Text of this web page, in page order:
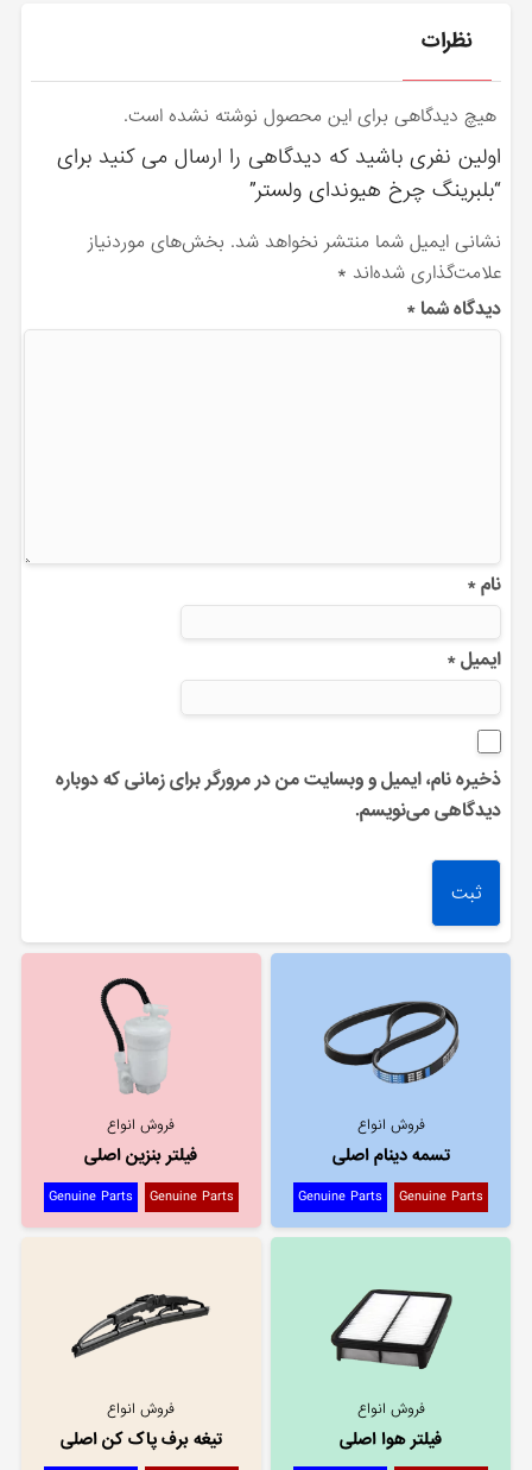
نظرات
هیچ دیدگاهی برای این محصول نوشته نشده است.
اولین نفری باشید که دیدگاهی را ارسال می کنید برای
“بلبرینگ چرخ هیوندای ولستر”
نشانی ایمیل شما منتشر نخواهد شد. بخش‌های موردنیاز
علامت‌گذاری شده‌اند *
دیدگاه شما*
نام*
ایمیل*
ذخیره نام، ایمیل و وبسایت من در مرورگر برای زمانی که دوباره
دیدگاهی می‌نویسم.
فروش انواع
تسمه دینام اصلی
Genuine Parts
Genuine Parts
فروش انواع
فیلتر بنزین اصلی
Genuine Parts
Genuine Parts
فروش انواع
فیلتر هوا اصلی
فروش انواع
تیغه برف پاک کن اصلی